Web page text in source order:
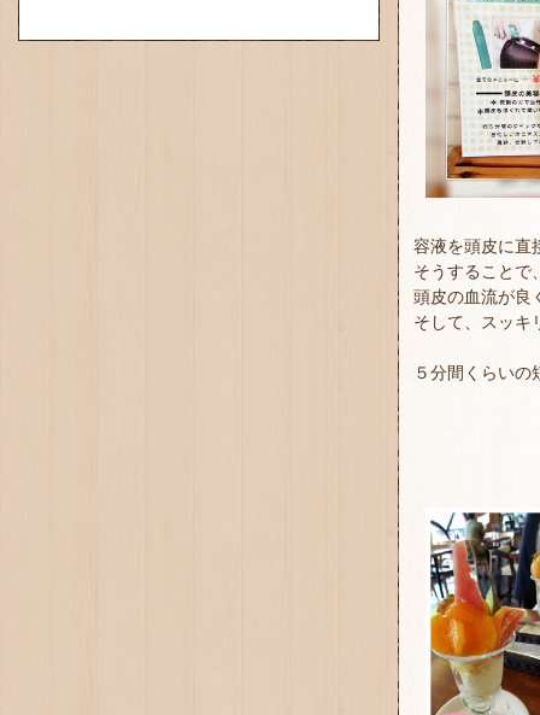
容液を頭皮に直
そうすることで
頭皮の血流が良
そして、スッキ
５分間くらい